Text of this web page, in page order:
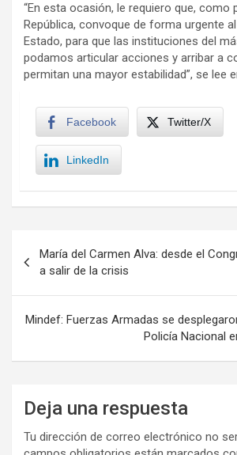
“En esta ocasión, le requiero que, como
República, convoque de forma urgente
Estado, para que las instituciones del
podamos articular acciones y arribar a
permitan una mayor estabilidad”, se lee
Facebook Twitter/X
LinkedIn
de
entradas
María del Carmen Alva: desde el
a salir de la crisis
Mindef: Fuerzas Armadas se
Policía Nacional
Deja una respuesta
Tu dirección de correo electrónico no